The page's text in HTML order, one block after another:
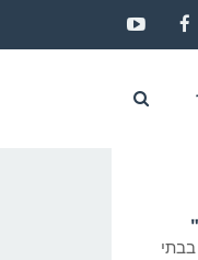
YouTube
בבתי